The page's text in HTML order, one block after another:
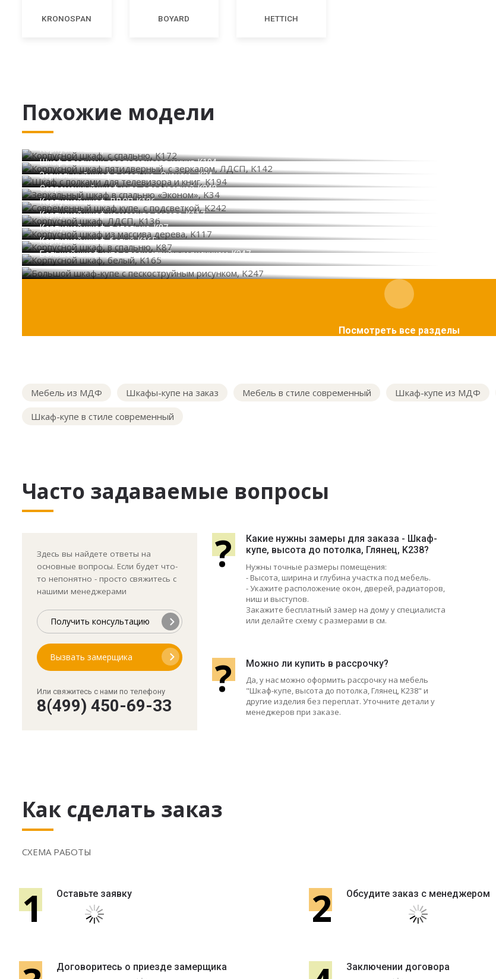
KRONOSPAN BOYARD HETTICH
Похожие модели
Корпусной шкаф, с спальню, K172
Корпусной шкаф пятидверный, с зеркалом, ЛДСП, K142
Шкаф с полками для телевизора и книг, K194
Зеркальный шкаф в спальню «Эконом», K34
Современный шкаф купе, с подсветкой, K242
Корпусной шкаф, ЛДСП, K136
Корпусной шкаф из массива дерева, K117
Корпусной шкаф, в спальню, K87
Корпусной шкаф, белый, K165
Большой шкаф-купе с пескоструйным рисунком, K247
Посмотреть все разделы
Мебель из МДФ Шкафы-купе на заказ Мебель в стиле современный Шкаф-купе из МДФ
Шкаф-купе в стиле современный
Часто задаваемые вопросы
Здесь вы найдете ответы на
основные вопросы. Если будет что-
то непонятно - просто свяжитесь с
нашими менеджерами
Получить консультацию
Вызвать замерщика
Или свяжитесь с нами по телефону
8(499) 450-69-33
?
Какие нужны замеры для заказа - Шкаф-
купе, высота до потолка, Глянец, K238?
Нужны точные размеры помещения:
- Высота, ширина и глубина участка под мебель.
- Укажите расположение окон, дверей, радиаторов,
ниш и выступов.
Закажите бесплатный замер на дому у специалиста
или делайте схему с размерами в см.
? Можно ли купить в рассрочку?
Да, у нас можно оформить рассрочку на мебель
"Шкаф-купе, высота до потолка, Глянец, K238" и
другие изделия без переплат. Уточните детали у
менеджеров при заказе.
Как сделать заказ
СХЕМА РАБОТЫ
1 Оставьте заявку 2 Обсудите заказ с менеджером
Договоритесь о приезде замерщика Заключении договора